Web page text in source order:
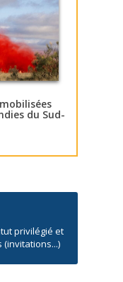
du Sud-
privilégié et